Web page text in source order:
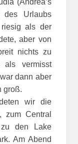
des Urlaubs
als der
aber von
nichts zu
vermisst
dann aber
groß.
wir die
zum Central
zu den Lake
Am Abend